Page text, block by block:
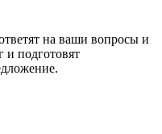
на ваши вопросы и
и подготовят